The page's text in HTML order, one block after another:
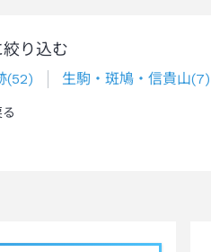
り込む
(52) 生駒・斑鳩・信貴山(7)